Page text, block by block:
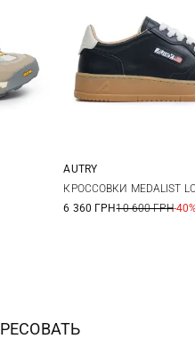
41 42
AUTRY
КРОССОВКИ MEDALIST
6 360 ГРН10 600 ГРН-